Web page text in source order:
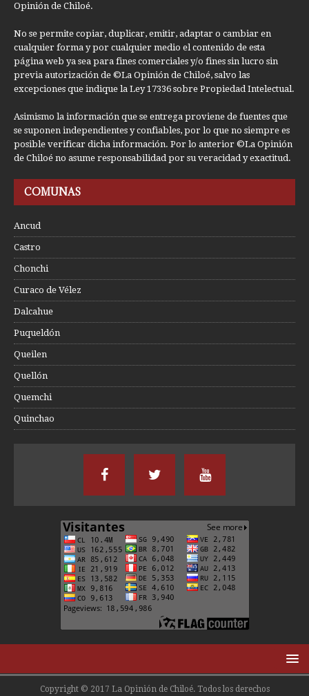
Opinión de Chiloé.
No se permite copiar, duplicar, emitir, adaptar o cambiar en
cualquier forma y por cualquier medio el contenido de esta
página web ya sea para fines comerciales y/o fines sin lucro sin
previa autorización de ©La Opinión de Chiloé, salvo las
excepciones que indique la Ley 17336 sobre Propiedad Intelectual.
Asimismo la información que se entrega proviene de fuentes que
se suponen independientes y confiables, por lo que no siempre es
posible verificar dicha información. Por lo anterior ©La Opinión
de Chiloé no asume responsabilidad por su veracidad y exactitud.
COMUNAS
Ancud
Castro
Chonchi
Curaco de Vélez
Dalcahue
Puqueldón
Queilen
Quellón
Quemchi
Quinchao
Copyright © 2017 La Opinión de Chiloé. Todos los derechos